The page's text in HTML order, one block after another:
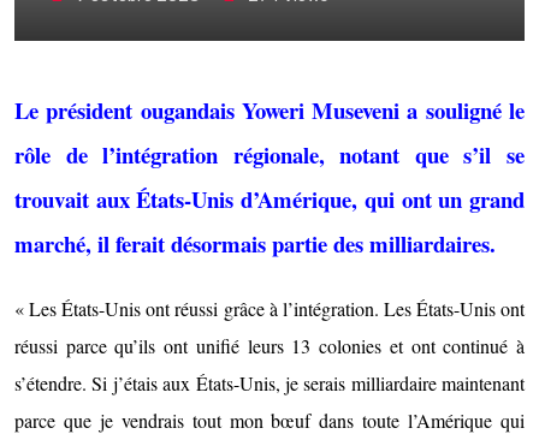
Le président ougandais Yoweri Museveni a souligné le
rôle de l’intégration régionale, notant que s’il se
trouvait aux États-Unis d’Amérique, qui ont un grand
marché, il ferait désormais partie des milliardaires.
« Les États-Unis ont réussi grâce à l’intégration. Les États-Unis ont
réussi parce qu’ils ont unifié leurs 13 colonies et ont continué à
s’étendre. Si j’étais aux États-Unis, je serais milliardaire maintenant
parce que je vendrais tout mon bœuf dans toute l’Amérique qui